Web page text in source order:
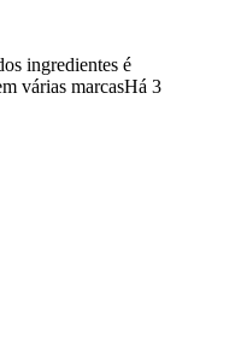
ingredientes é
várias marcasHá 3